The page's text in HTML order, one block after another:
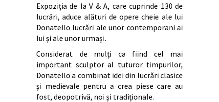
Expoziția de la V & A, care cuprinde 130 de
lucrări, aduce alături de opere cheie ale lui
Donatello lucrări ale unor contemporani ai
lui și ale unor urmași.
Considerat de mulți ca fiind cel mai
important sculptor al tuturor timpurilor,
Donatello a combinat idei din lucrări clasice
și medievale pentru a crea piese care au
fost, deopotrivă, noi și tradiționale.